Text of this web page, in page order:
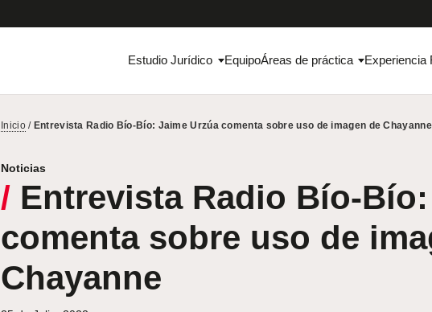
Estudio Jurídico EquipoÁreas de práctica Experiencia
Inicio/ Entrevista Radio Bío-Bío: Jaime Urzúa comenta sobre uso de imagen de Chayanne
Noticias
/ Entrevista Radio Bío-
comenta sobre uso de
Chayanne